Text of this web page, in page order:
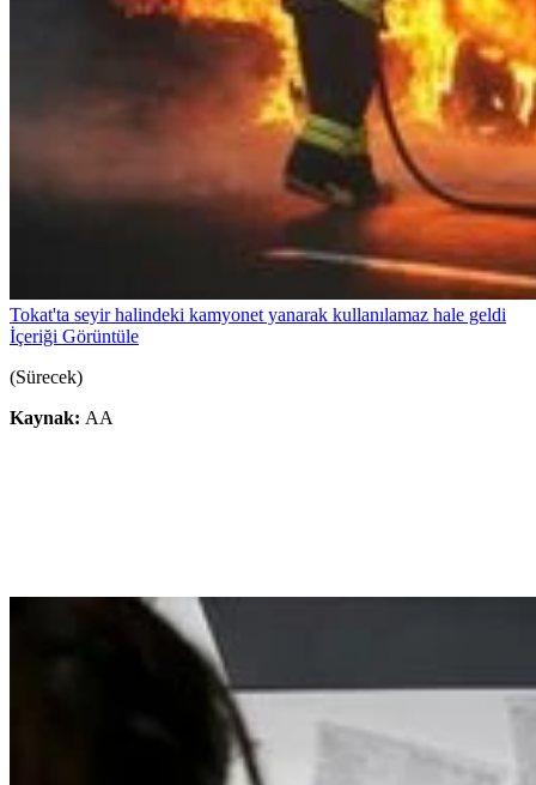
Tokat'ta seyir halindeki kamyonet yanarak kullanılamaz hale geldi
İçeriği Görüntüle
(Sürecek)
Kaynak: AA